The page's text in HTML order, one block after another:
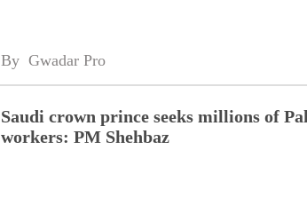
By Gwadar Pro
Saudi crown prince seeks millions of
workers: PM Shehbaz